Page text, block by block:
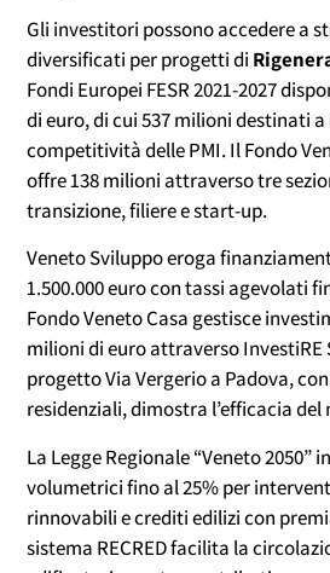
Gli investitori possono accedere a
diversificati per progetti di
Fondi Europei FESR 2021-2027
di euro, di cui 537 milioni destinati
competitività delle PMI. Il Fondo
offre 138 milioni attraverso tre
transizione, filiere e start-up.
Veneto Sviluppo eroga
1.500.000 euro con tassi agevolati
Fondo Veneto Casa gestisce
milioni di euro attraverso InvestiRE
progetto Via Vergerio a Padova,
residenziali, dimostra l’efficacia del
La Legge Regionale “Veneto 2050”
volumetrici fino al 25% per
rinnovabili e crediti edilizi con
sistema RECRED facilita la